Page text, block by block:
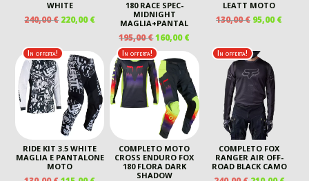
WHITE
240,00€ IL
ERA:
240,00 €.
220,00€IL
ATTUALE
È:
220,00 €.
180 RACE SPEC-
MIDNIGHT
MAGLIA+PANTAL
195,00€IL
PREZZO
ORIGINALE
ERA:
195,00 €.
160,00€IL
PREZZO
ATTUALE
È:
160,00 €.
LEATT MOTO
130,00€ IL
ERA:
130,00 €.
95,00€IL
In offerta!
RIDE KIT 3.5 WHITE
MAGLIA E PANTALONE
MOTO
In offerta!
COMPLETO MOTO
CROSS ENDURO FOX
180 FLORA DARK
SHADOW
In offerta!
COMPLETO FOX
RANGER AIR OFF-
ROAD BLACK CAMO